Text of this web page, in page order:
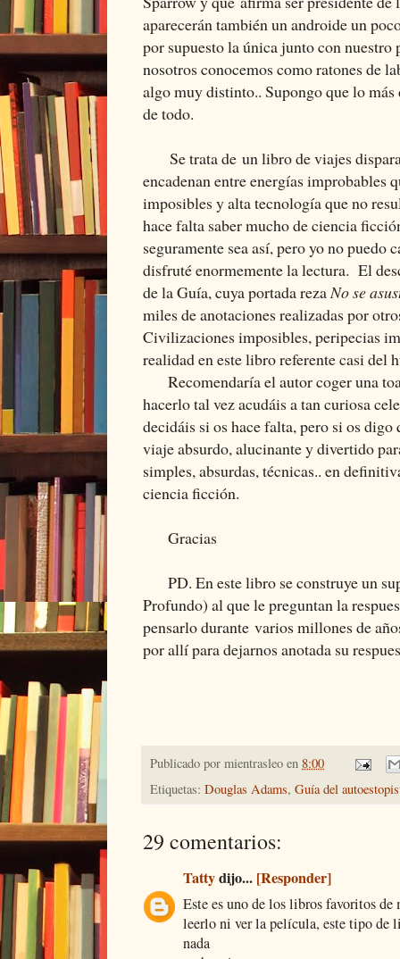
aparecerán también un androide un
por supuesto la única junto con nuestro
nosotros conocemos como ratones de
algo muy distinto.. Supongo que lo
de todo.
Se trata de un libro de viajes
encadenan entre energías improbables
imposibles y alta tecnología que no
hace falta saber mucho de ciencia
seguramente sea así, pero yo no puedo
disfruté enormemente la lectura. El
de la Guía, cuya portada rezaNo se
miles de anotaciones realizadas por
Civilizaciones imposibles, peripecias
realidad en este libro referente casi del
Recomendaría el autor coger una
hacerlo tal vez acudáis a tan curiosa
decidáis si os hace falta, pero si os
viaje absurdo, alucinante y divertido
simples, absurdas, técnicas.. en
ciencia ficción.
Gracias
PD. En este libro se construye un
Profundo) al que le preguntan la
pensarlo durante varios millones de
por allí para dejarnos anotada su
Publicado por mientrasleo en 8:00
Etiquetas: Douglas Adams, Guía del
29 comentarios:
Tattydijo... [Responder]
Este es uno de los libros favoritos
leerlo ni ver la película, este tipo de
nada